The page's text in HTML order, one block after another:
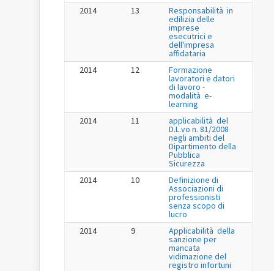
2014
13 Responsabilità in
edilizia delle
imprese
esecutrici e
dell'impresa
affidataria
2014
12 Formazione
lavoratori e datori
di lavoro -
modalità e-
learning
2014
11 applicabilità del
D.L.vo n. 81/2008
negli ambiti del
Dipartimento della
Pubblica
Sicurezza
2014
10 Definizione di
Associazioni di
professionisti
senza scopo di
lucro
2014
9 Applicabilità della
sanzione per
mancata
vidimazione del
registro infortuni